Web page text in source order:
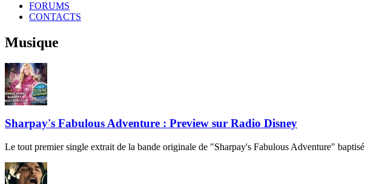
FORUMS
CONTACTS
Musique
Sharpay's Fabulous Adventure : Preview sur Radio Disney
Le tout premier single extrait de la bande originale de "Sharpay's Fabulous Adventure"